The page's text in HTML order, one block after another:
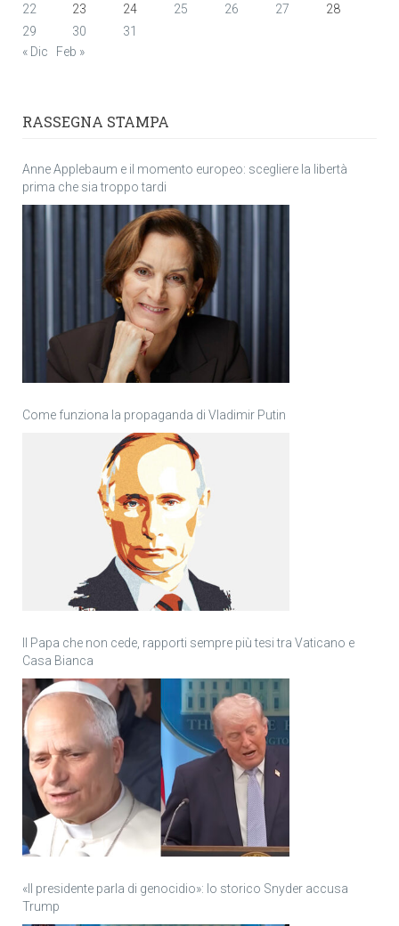
22
23 24 25 26 27
28
29
30
31
« Dic
Feb »
RASSEGNA STAMPA
Anne Applebaum e il momento europeo: scegliere la libertà
prima che sia troppo tardi
Come funziona la propaganda di Vladimir Putin
Il Papa che non cede, rapporti sempre più tesi tra Vaticano e
Casa Bianca
«Il presidente parla di genocidio»: lo storico Snyder accusa
Trump